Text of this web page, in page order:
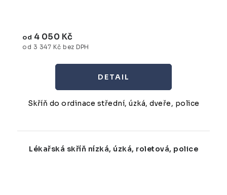
od 3 347 Kč bez DPH
od 4 050 Kč
Skříň do ordinace střední, úzká, dveře, police
Lékařská skříň nízká, úzká, roletová, police